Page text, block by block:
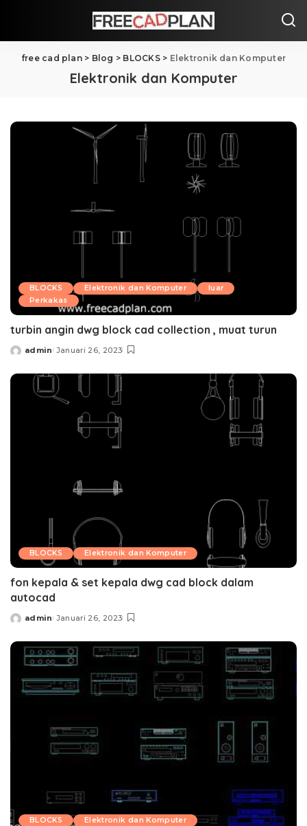
free cad plan> Blog > BLOCKS> Elektronik dan Komputer
Elektronik dan Komputer
BLOCKS Elektronik dan Komputer
luar
Perkakas
turbin angin dwg block cad collection , muat turun
Posted
admin Januari 26, 2023
BLOCKS Elektronik dan Komputer
fon kepala & set kepala dwg cad block dalam
autocad
Posted
admin Januari 26, 2023
BLOCKS Elektronik dan Komputer